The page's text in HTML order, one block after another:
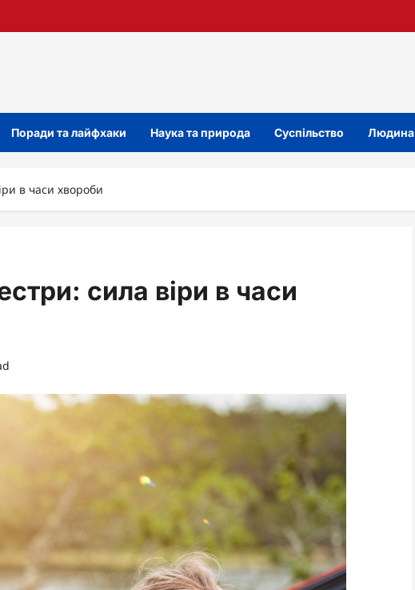
Поради та лайфхаки Наука та природа Суспільство Людина
в часи хвороби
сила віри в часи